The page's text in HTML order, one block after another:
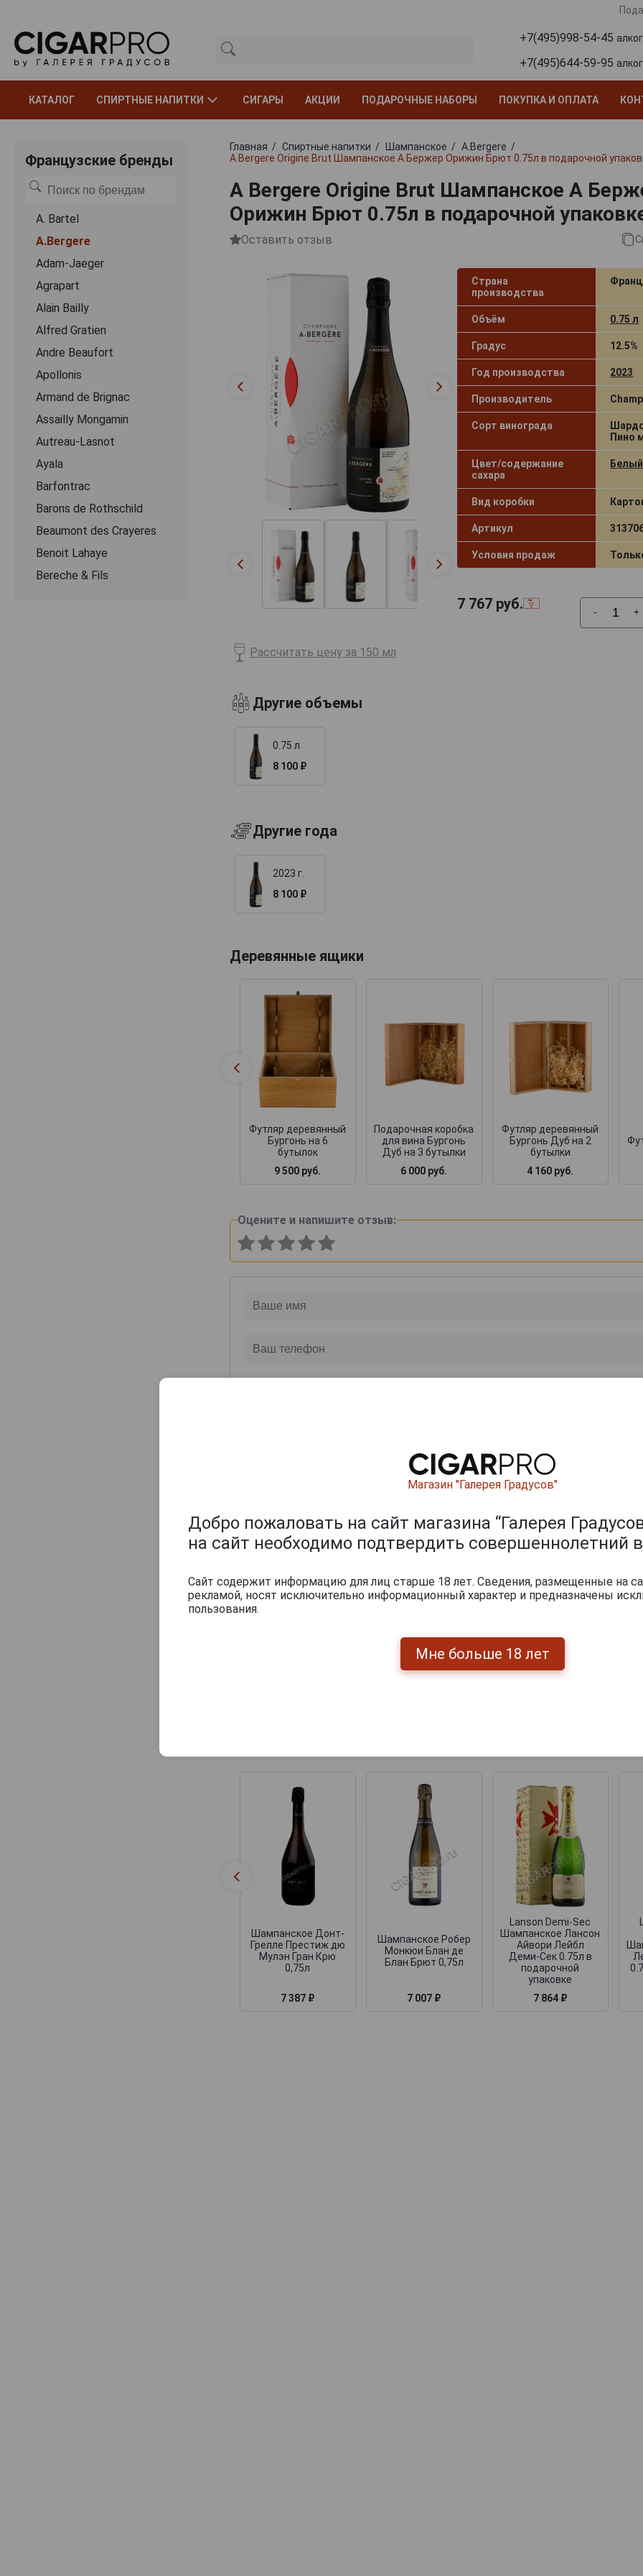
+7(495)998-54-45
+7(495)644-59-95
КАТАЛОГ СПИРТНЫЕ НАПИТКИ СИГАРЫ АКЦИИ ПОДАРОЧНЫЕ НАБОРЫ ПОКУПКА И ОПЛАТА
Французские бренды
A. Bartel
A.Bergere
Adam-Jaeger
Agrapart
Alain Bailly
Alfred Gratien
Andre Beaufort
Apollonis
Armand de Brignac
Assailly Mongamin
Autreau-Lasnot
Ayala
Barfontrac
Barons de Rothschild
Beaumont des Crayeres
Benoit Lahaye
Bereche & Fils
Главная Спиртные напитки Шампанское
A.Bergere
A Bergere Origine Brut Шампанское А Бержер Орижин Брют 0.75л в подарочной
A Bergere Origine Brut Шампанское А
Орижин Брют 0.75л в подарочной
Оставить отзыв
Страна
производства
Объём 0.75 л
Градус 12.5%
Год производства 2023
Производитель
Сорт винограда
Пино
Цвет/содержание
сахара
Вид коробки
Артикул
Условия продаж
7 767руб. - +
Рассчитать цену за 150 мл
Другие объемы
0.75 л
8 100 ₽
Другие года
2023 г.
8 100 ₽
Деревянные ящики
Футляр деревянный
Бургонь на 6
бутылок
9 500 руб.
Подарочная коробка
для вина Бургонь
Дуб на 3 бутылки
6 000 руб.
Футляр деревянный
Бургонь Дуб на 2
бутылки
4 160 руб.
Оцените и напишите отзыв:
Шампанское Донт-
Грелле Престиж дю
Мулэн Гран Крю
0,75л
7 387 ₽
Шампанское Робер
Монкюи Блан де
Блан Брют 0,75л
7 007 ₽
Lanson Demi-Sec
Шампанское Лансон
Айвори Лейбл
Деми-Сек 0.75л в
подарочной
упаковке
7 864 ₽
Магазин "Галерея Градусов"
Добро пожаловать на сайт магазина “Галерея
на сайт необходимо подтвердить совершеннолетний
Сайт содержит информацию для лиц старше 18 лет. Сведения, размещенные на
рекламой, носят исключительно информационный характер и предназначены
пользования.
Мне больше 18 лет